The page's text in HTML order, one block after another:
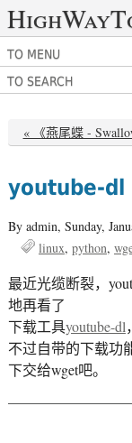
TO MENU
TO SEARCH
« 《燕尾蝶 -
youtube-dl
By admin, Sunday,
linux python
最近光缆断裂，
地再看了
下载工具youtube-dl
不过自带的下载功
下交给wget吧。